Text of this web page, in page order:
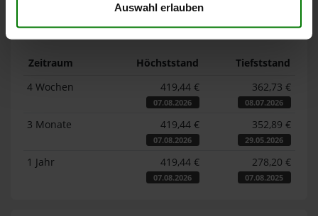
Auswahl erlauben
Lose Holzpellets
Zeitraum Höchststand
Tiefststand
4 Wochen
419,44 €
07.08.2026
362,73 €
08.07.2026
3 Monate 419,44 €
07.08.2026
352,89 €
29.05.2026
1 Jahr 419,44 €
07.08.2026
278,20 €
07.08.2025